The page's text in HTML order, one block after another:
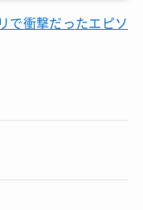
で衝撃だったエピソ